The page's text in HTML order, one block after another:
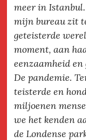
meer in
mijn bureau zit
geteisterde
moment, aan
eenzaamheid
De pandemie.
teisterde en
miljoenen
we het kenden
de Londense